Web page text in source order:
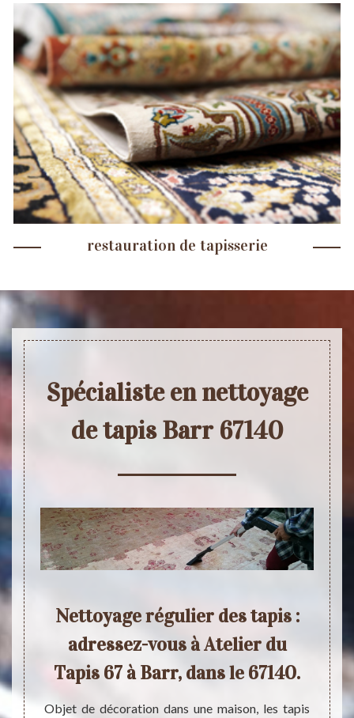
restauration de tapisserie
Spécialiste en nettoyage
de tapis Barr 67140
du
à
Nettoyage régulier des tapis :
adressez-vous à Atelier du
Tapis 67 à Barr, dans le 67140.
Objet de décoration dans une maison, les tapis
Les